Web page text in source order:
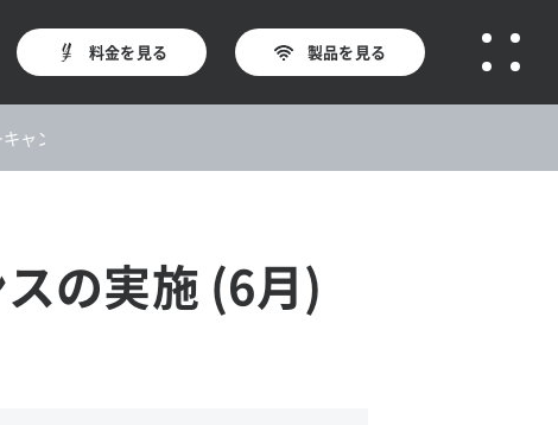
料金を見る 製品を見る
ペーン★今なら最大16,258円オフ！
の実施 (6月)